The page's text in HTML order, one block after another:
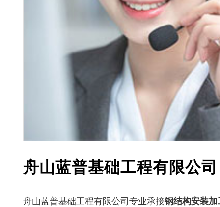
舟山蓝普基础工程有限公司
舟山蓝普基础工程有限公司专业承接钢结构安装